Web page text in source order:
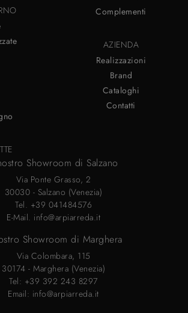
Complementi
AZIENDA
Realizzazioni
Brand
Cataloghi
Contatti
Showroom di Salzano
Via Ponte Grasso, 2
30030 - Salzano (Venezia)
Tel. +39 041484576
E-Mail. info@arpiarreda.it
Showroom di Marghera
Via Colombara, 115
30174 - Marghera (Venezia)
Tel: +39 392 243 8297
Email: info@arpiarreda.it